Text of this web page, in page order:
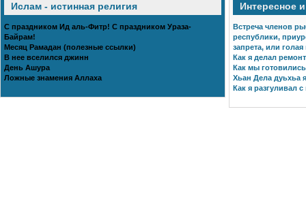
Ислам - истинная религия
С праздником Ид аль-Фитр! С праздником Ураза-
Байрам!
Месяц Рамадан (полезные ссылки)
В нее вселился джинн
День Ашура
Ложные знамения Аллаха
Интересное
Встреча членов
республики,
запрета, или
Как я делал
Как мы
Хьан Дела дуьхьа
Как я разгуливал